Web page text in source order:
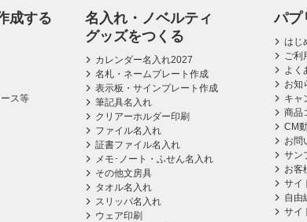
成する
ス等
名入れ・ノベルティ
グッズをつくる
カレンダー名入れ2027
名札・ネームプレート作成
表示板・サインプレート作成
筆記具名入れ
クリアーホルダー印刷
ファイル名入れ
証書ファイル名入れ
メモ･ノート・ふせん名入れ
その他文房具
タオル名入れ
スリッパ名入れ
ウェア印刷
パプ
はじ
ご利
よく
お知
キャ
商品
CM
お問
サン
お客
サイ
自由
サイ